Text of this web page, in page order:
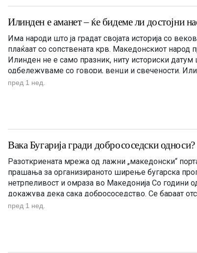
Илинден е аманет – ќе бидеме ли достојни
Има народи што ја градат својата историја со
плаќаат со сопствената крв. Македонскиот народ
Илинден не е само празник, ниту историски
одбележуваме со говори, венци и свечености.
Македонија. Ден кога мора да си го поставиме […]
пред 1 нед.
Вака Бугарија гради добрососедски односи?
Разоткриената мрежа од лажни „македонски“
прашања за организираното ширење бугарска
нетрпеливост и омраза во Македонија Со години
докажува дека сака добрососедство. Се бараат
учебници, комисии, декларации, уставни измени и
пред 1 нед.